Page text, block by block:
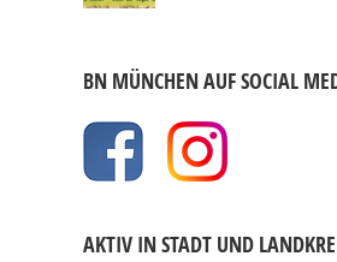
BN MÜNCHEN AUF SOCIAL
AKTIV IN STADT UND